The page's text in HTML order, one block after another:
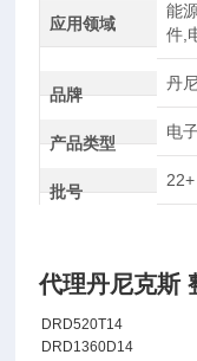
应用领域
能
件,
品牌
丹
产品类型
电
批号
22+
代理丹尼克斯
DRD520T14
DRD1360D14